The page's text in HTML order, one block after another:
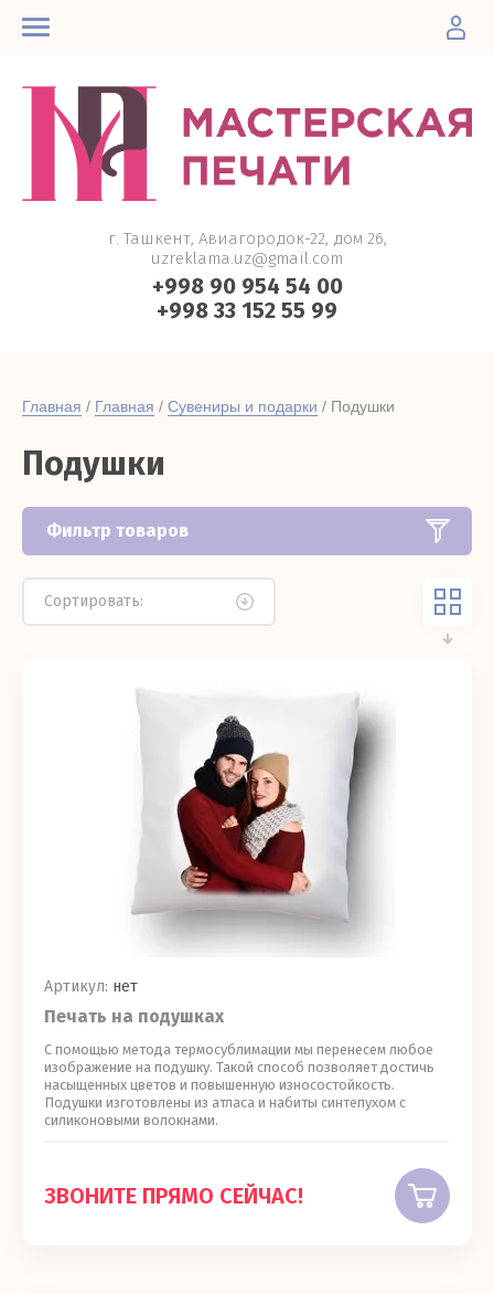
г. Ташкент, Авиагородок-22, дом 26,
uzreklama.uz@gmail.com
+998 90 954 54 00
+998 33 152 55 99
Главная / Главная / Сувениры и подарки / Подушки
Подушки
Фильтр товаров
Сортировать:
Артикул: нет
Печать на подушках
С помощью метода термосублимации мы перенесем любое
изображение на подушку. Такой способ позволяет достичь
насыщенных цветов и повышенную износостойкость.
Подушки изготовлены из атласа и набиты синтепухом с
силиконовыми волокнами.
ЗВОНИТЕ ПРЯМО СЕЙЧАС!